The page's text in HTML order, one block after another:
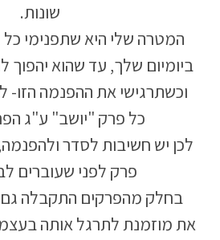
שונות.
המטרה שלי היא שתפנימי
ביומיום שלך, עד שהוא יהפוך
וכשתרגישי את ההפנמה הזו-
כל פרק "יושב" ע"ג
לכן יש חשיבות לסדר
פרק לפני שעוברים
בחלק מהפרקים התקבלה
את מוזמנת לתרגל אותה